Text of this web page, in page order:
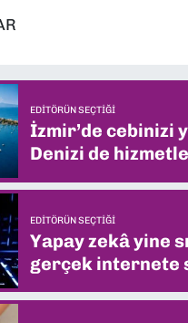
EDITÖRÜN SEÇTIĞI
İzmir’de cebinizi
Denizi de
EDITÖRÜN SEÇTIĞI
Yapay zekâ yine
gerçek internete